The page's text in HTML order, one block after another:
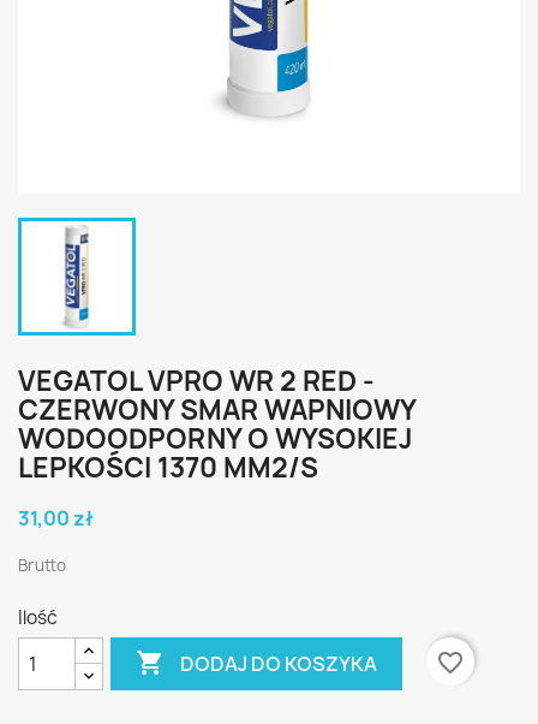
VEGATOL VPRO WR 2 RED -
CZERWONY SMAR WAPNIOWY
WODOODPORNY O WYSOKIEJ
LEPKOŚCI 1370 MM2/S
31,00 zł
Brutto
Ilość
 DODAJ DO KOSZYKA favorite_border